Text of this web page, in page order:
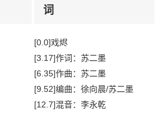
词
[0.0]戏烬
[3.17]作词：苏二墨
[6.35]作曲：苏二墨
[9.52]编曲：徐向晨/苏二墨
[12.7]混音：李永乾